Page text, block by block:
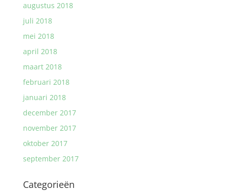
augustus 2018
juli 2018
mei 2018
april 2018
maart 2018
februari 2018
januari 2018
december 2017
november 2017
oktober 2017
september 2017
Categorieën